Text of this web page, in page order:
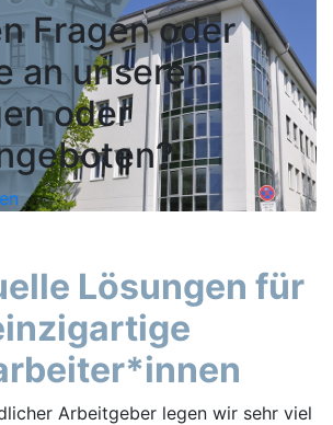
Fragen oder
an unseren
oder
Lösungen für
Arbeitgeber legen wir sehr viel